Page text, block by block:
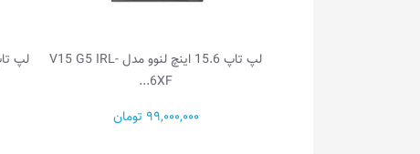
لپ تاپ گیمینگ 15.6 اینچ لنوو مدل LOQ
15A...
132,100,000 تومان